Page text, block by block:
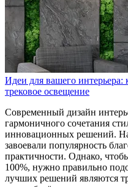
Идеи для вашего интерьера:
трековое освещение
Современный дизайн
гармоничного сочетания
инновационных решений.
завоевали популярность
практичности. Однако,
100%, нужно правильно
лучших решений являются